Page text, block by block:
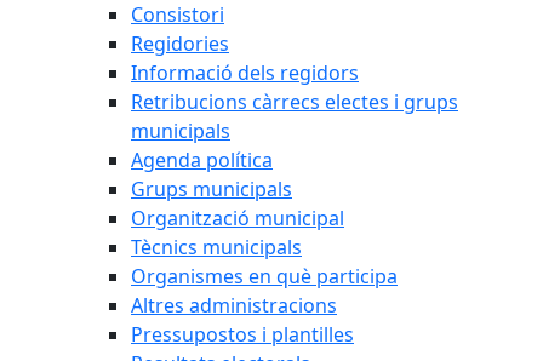
Consistori
Regidories
Informació dels regidors
Retribucions càrrecs electes i grups
municipals
Agenda política
Grups municipals
Organització municipal
Tècnics municipals
Organismes en què participa
Altres administracions
Pressupostos i plantilles